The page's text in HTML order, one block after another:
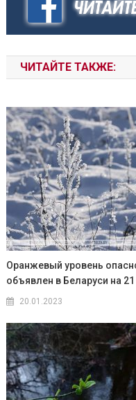
ЧИТАЙТЕ ТАКЖЕ:
Оранжевый уровень
объявлен в Беларуси на 21
20.01.2023